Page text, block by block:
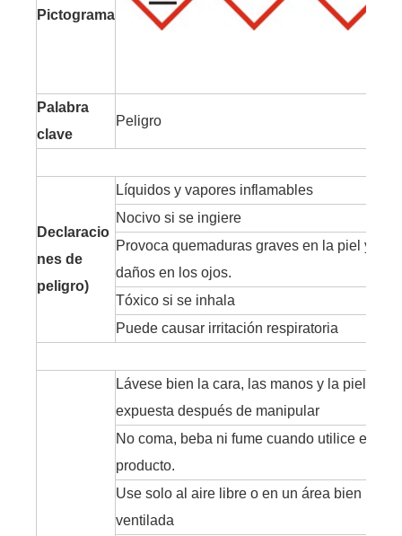
Pictograma
Palabra
clave
Peligro
Declaracio
nes de
peligro)
Líquidos y vapores inflamables
Nocivo si se ingiere
Provoca quemaduras graves en la piel y
daños en los ojos.
Tóxico si se inhala
Puede causar irritación respiratoria
Lávese bien la cara, las manos y la piel
expuesta después de manipular
No coma, beba ni fume cuando utilice este
producto.
Use solo al aire libre o en un área bien
ventilada